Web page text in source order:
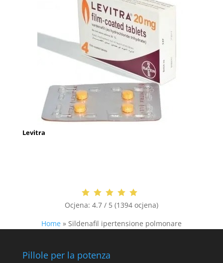
Levitra
Ocjena: 4.7 / 5 (1394 ocjena)
Home » Sildenafil ipertensione polmonare
Pillole per la potenza